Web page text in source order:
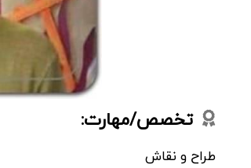
تخصص/مهارت:
طراح و نقاش